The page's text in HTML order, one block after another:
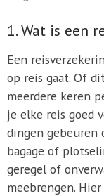
1. Wat is een
Een
op reis gaat. Of
meerdere keren
je elke reis goed
dingen gebeuren
bagage of
geregel of
meebrengen.